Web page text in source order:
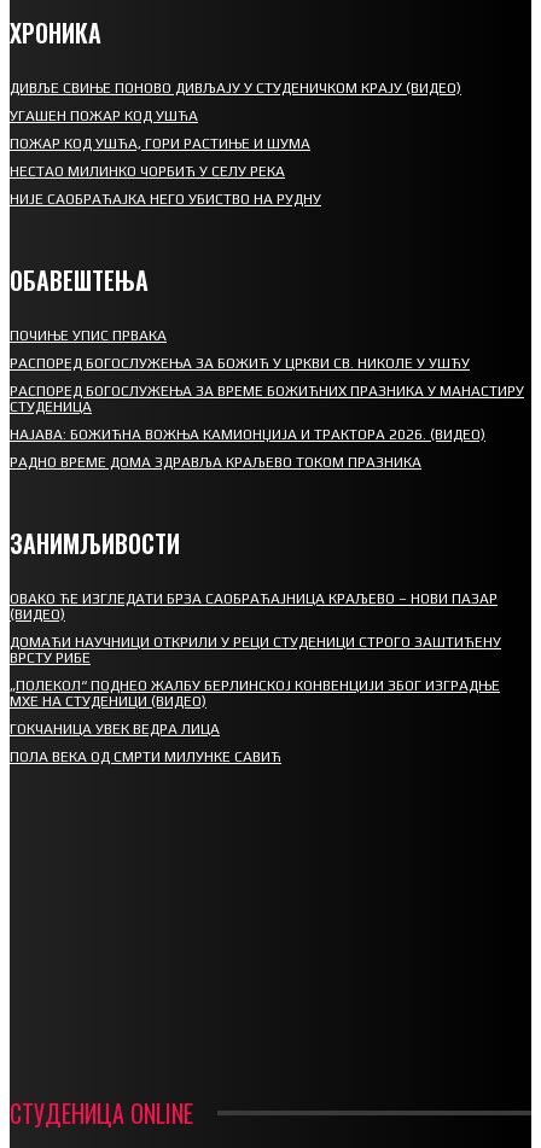
ХРОНИКА
ДИВЉЕ СВИЊЕ ПОНОВО ДИВЉАЈУ У СТУДЕНИЧКОМ КРАЈУ (ВИДЕО)
УГАШЕН ПОЖАР КОД УШЋА
ПОЖАР КОД УШЋА, ГОРИ РАСТИЊЕ И ШУМА
НЕСТАО МИЛИНКО ЧОРБИЋ У СЕЛУ РЕКА
НИЈЕ САОБРАЋАЈКА НЕГО УБИСТВО НА РУДНУ
ОБАВЕШТЕЊА
ПОЧИЊЕ УПИС ПРВАКА
РАСПОРЕД БОГОСЛУЖЕЊА ЗА БОЖИЋ У ЦРКВИ СВ. НИКОЛЕ У УШЋУ
РАСПОРЕД БОГОСЛУЖЕЊА ЗА ВРЕМЕ БОЖИЋНИХ ПРАЗНИКА У МАНАСТИРУ
СТУДЕНИЦА
НАЈАВА: БОЖИЋНА ВОЖЊА КАМИОНЏИЈА И ТРАКТОРА 2026. (ВИДЕО)
РАДНО ВРЕМЕ ДОМА ЗДРАВЉА КРАЉЕВО ТОКОМ ПРАЗНИКА
ЗАНИМЉИВОСТИ
ОВАКО ЋЕ ИЗГЛЕДАТИ БРЗА САОБРАЋАЈНИЦА КРАЉЕВО – НОВИ ПАЗАР
(ВИДЕО)
ДОМАЋИ НАУЧНИЦИ ОТКРИЛИ У РЕЦИ СТУДЕНИЦИ СТРОГО ЗАШТИЋЕНУ
ВРСТУ РИБЕ
„ПОЛЕКОЛ“ ПОДНЕО ЖАЛБУ БЕРЛИНСКОЈ КОНВЕНЦИЈИ ЗБОГ ИЗГРАДЊЕ
МХЕ НА СТУДЕНИЦИ (ВИДЕО)
ГОКЧАНИЦА УВЕК ВЕДРА ЛИЦА
ПОЛА ВЕКА ОД СМРТИ МИЛУНКЕ САВИЋ
СТУДЕНИЦА ONLINE